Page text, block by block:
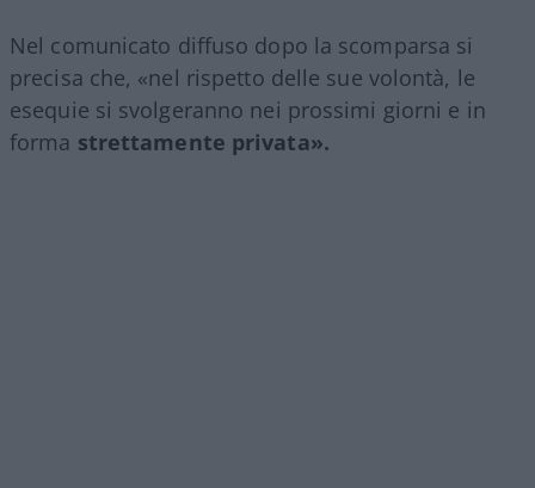
Nel comunicato diffuso dopo la scomparsa si
precisa che, «nel rispetto delle sue volontà, le
esequie si svolgeranno nei prossimi giorni e in
forma strettamente privata».